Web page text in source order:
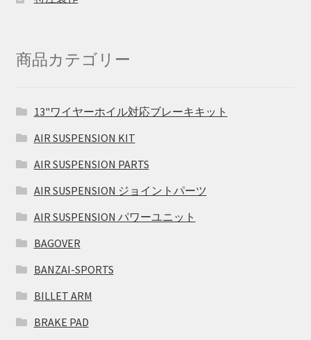
商品カテゴリー
13"ワイヤーホイル対応ブレーキキット
AIR SUSPENSION KIT
AIR SUSPENSION PARTS
AIR SUSPENSION ジョイントパーツ
AIR SUSPENSION パワーユニット
BAGOVER
BANZAI-SPORTS
BILLET ARM
BRAKE PAD